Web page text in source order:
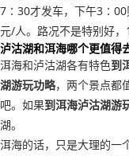
7∶30才发车，下午3∶00
元/人。路况不是特别好，
泸沽湖和洱海哪个更值得
洱海和泸沽湖各有特色到
湖游玩功略，两个景点都
吧。如果到洱海泸沽湖游
湖。
洱海的话，只是大理的一